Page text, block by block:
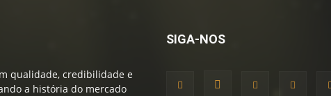
qualidade, credibilidade e
a história do mercado
SIGA-NOS